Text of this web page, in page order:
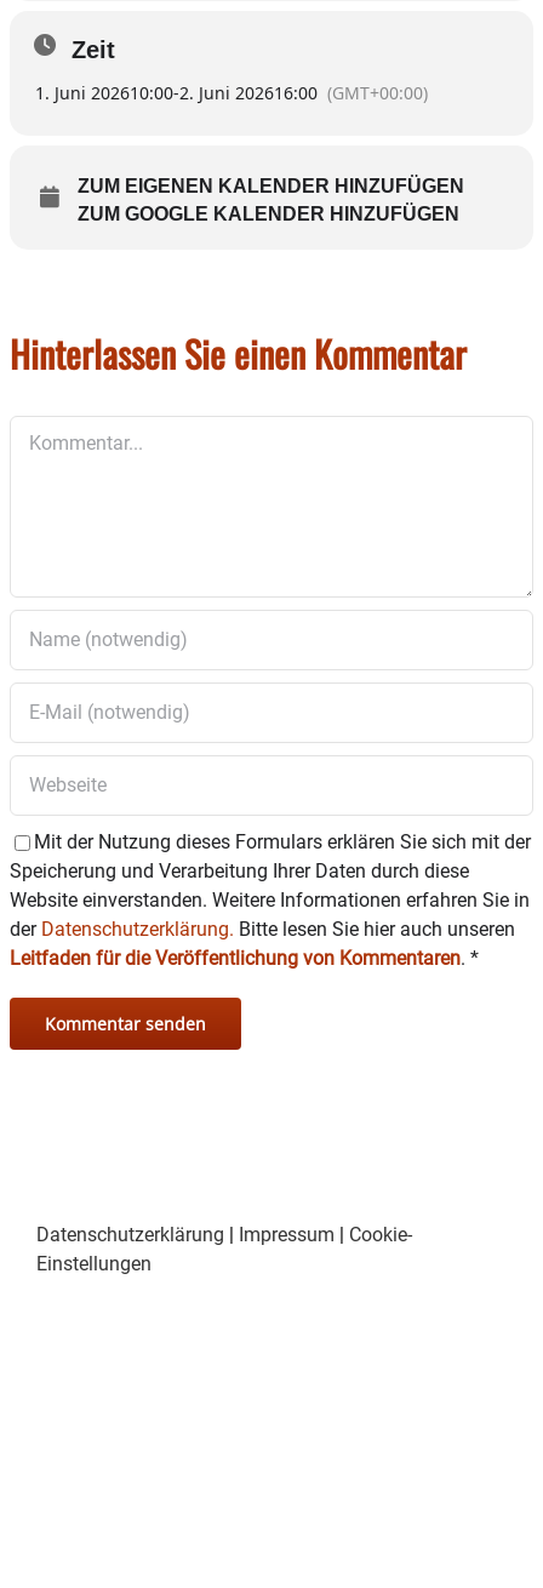
Die ehrenamtlichen Mitarbeiter freuen sich auf
viele Besucher.
Zeit
1. Juni 202610:00-2. Juni 202616:00 (GMT+00:00)
ZUM EIGENEN KALENDER HINZUFÜGEN
ZUM GOOGLE KALENDER HINZUFÜGEN
Hinterlassen Sie einen Kommentar
Mit der Nutzung dieses Formulars erklären Sie sich mit der
Speicherung und Verarbeitung Ihrer Daten durch diese
Website einverstanden. Weitere Informationen erfahren Sie in
der Datenschutzerklärung. Bitte lesen Sie hier auch unseren
Leitfaden für die Veröffentlichung von Kommentaren. *
Datenschutzerklärung | Impressum | Cookie-
Einstellungen